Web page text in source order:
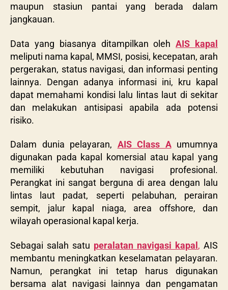
maupun stasiun pantai yang berada dalam
jangkauan.
Data yang biasanya ditampilkan olehAIS kapal
meliputi nama kapal, MMSI, posisi, kecepatan, arah
pergerakan, status navigasi, dan informasi penting
lainnya. Dengan adanya informasi ini, kru kapal
dapat memahami kondisi lalu lintas laut di sekitar
dan melakukan antisipasi apabila ada potensi
risiko.
Dalam dunia pelayaran, AIS Class Aumumnya
digunakan pada kapal komersial atau kapal yang
memiliki kebutuhan navigasi profesional.
Perangkat ini sangat berguna di area dengan lalu
lintas laut padat, seperti pelabuhan, perairan
sempit, jalur kapal niaga, area offshore, dan
wilayah operasional kapal kerja.
Sebagai salah satu peralatan navigasi kapal, AIS
membantu meningkatkan keselamatan pelayaran.
Namun, perangkat ini tetap harus digunakan
bersama alat navigasi lainnya dan pengamatan